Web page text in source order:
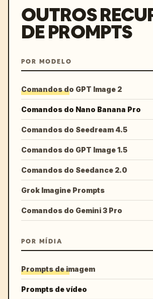
OUTROS
DE PROMPTS
POR MODELO
Comandos do GPT Image 2
Comandos do Nano Banana Pro
Comandos do Seedream 4.5
Comandos do GPT Image 1.5
Comandos do Seedance 2.0
Grok Imagine Prompts
Comandos do Gemini 3 Pro
POR MÍDIA
Prompts de imagem
Prompts de vídeo